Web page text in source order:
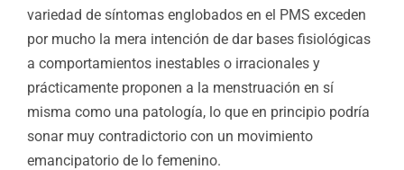
variedad de síntomas englobados en el PMS exceden
por mucho la mera intención de dar bases fisiológicas
a comportamientos inestables o irracionales y
prácticamente proponen a la menstruación en sí
misma como una patología, lo que en principio podría
sonar muy contradictorio con un movimiento
emancipatorio de lo femenino.